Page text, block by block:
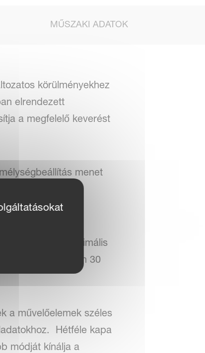
MŰSZAKI ADATOK
körülményekhez
elrendezett
a megfelelő keverést
menet
A sztandard
és a talaj optimális
Enduro esetében 30
a művelőelemek széles
Hétféle kapa
módját kínálja a